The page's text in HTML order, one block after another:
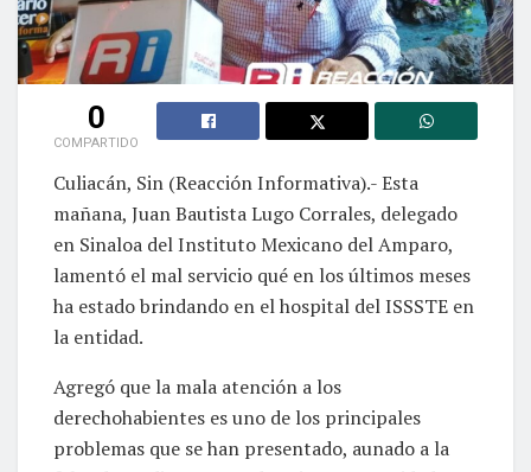
0
Culiacán, Sin (Reacción Informativa).- Esta
mañana, Juan Bautista Lugo Corrales, delegado
en Sinaloa del Instituto Mexicano del Amparo,
lamentó el mal servicio qué en los últimos meses
ha estado brindando en el hospital del ISSSTE en
la entidad.
Agregó que la mala atención a los
derechohabientes es uno de los principales
problemas que se han presentado, aunado a la